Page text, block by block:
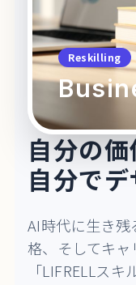
Reskilling
自分の
自分でデ
AI時代に生き
格、そしてキャ
「LIFRELLス